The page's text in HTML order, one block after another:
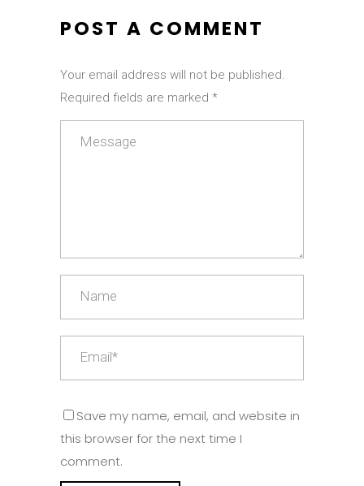
POST A COMMENT
Your email address will not be published.
Required fields are marked *
Save my name, email, and website in
this browser for the next time I
comment.